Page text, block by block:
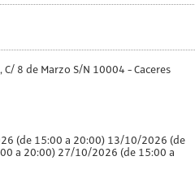
8 de Marzo S/N 10004 - Caceres
(de 15:00 a 20:00) 13/10/2026 (de
a 20:00) 27/10/2026 (de 15:00 a